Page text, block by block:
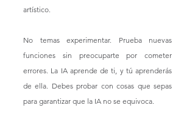
artístico.
No temas experimentar. Prueba nuevas
funciones sin preocuparte por cometer
errores. La IA aprende de ti, y tú aprenderás
de ella. Debes probar con cosas que sepas
para garantizar que la IA no se equivoca.